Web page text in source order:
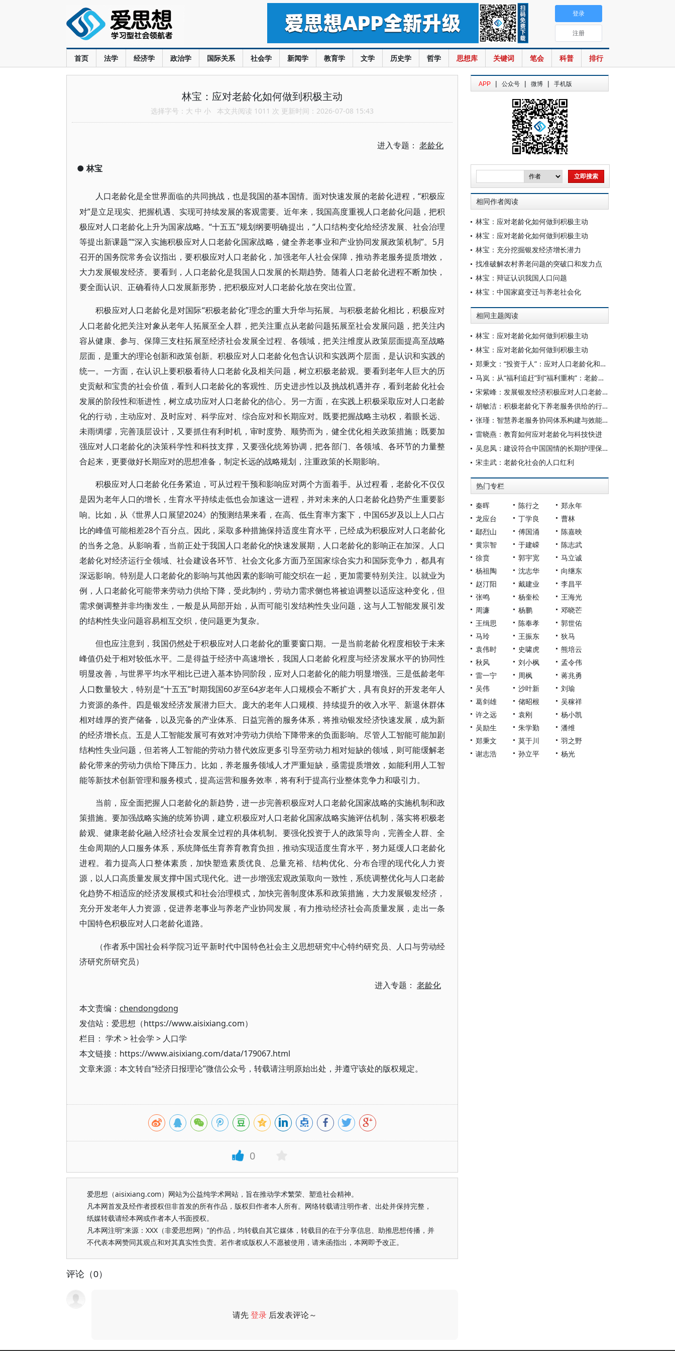
首页 法学 经济学 政治学 国际关系 社会学 新闻学 教育学 文学 历史学 哲学 思想库 关键词 笔会 科普 排行
登录
注册
林宝：应对老龄化如何做到积极主动
选择字号： 大 中 小 本文共阅读 1011 次 更新时间：2026-07-08 15:43
进入专题： 老龄化
●林宝
人口老龄化是全世界面临的共同挑战，也是我国的基本国情。面对快速发展的老龄化进程， “积极应
对”是立足现实、把握机遇、实现可持续发展的客观需要。近年来，我国高度重视人口老龄化问题，把积
极应对人口老龄化上升为国家战略。“十五五”规划纲要明确提出，“人口结构变化给经济发展、社会治理
等提出新课题”“深入实施积极应对人口老龄化国家战略，健全养老事业和产业协同发展政策机制”。5月
召开的国务院常务会议指出，要积极应对人口老龄化，加强老年人社会保障，推动养老服务提质增效，
大力发展银发经济。要看到，人口老龄化是我国人口发展的长期趋势。随着人口老龄化进程不断加快，
要全面认识、正确看待人口发展新形势，把积极应对人口老龄化放在突出位置。
积极应对人口老龄化是对国际“积极老龄化”理念的重大升华与拓展。与积极老龄化相比，积极应对
人口老龄化把关注对象从老年人拓展至全人群，把关注重点从老龄问题拓展至社会发展问题，把关注内
容从健康、参与、保障三支柱拓展至经济社会发展全过程、各领域，把关注维度从政策层面提高至战略
层面，是重大的理论创新和政策创新。积极应对人口老龄化包含认识和实践两个层面，是认识和实践的
统一。一方面，在认识上要积极看待人口老龄化及相关问题，树立积极老龄观。要看到老年人巨大的历
史贡献和宝贵的社会价值，看到人口老龄化的客观性、历史进步性以及挑战机遇并存，看到老龄化社会
发展的阶段性和渐进性，树立成功应对人口老龄化的信心。另一方面，在实践上积极采取应对人口老龄
化的行动，主动应对、及时应对、科学应对、综合应对和长期应对。既要把握战略主动权，着眼长远、
未雨绸缪，完善顶层设计，又要抓住有利时机，审时度势、顺势而为，健全优化相关政策措施；既要加
强应对人口老龄化的决策科学性和科技支撑，又要强化统筹协调，把各部门、各领域、各环节的力量整
合起来，更要做好长期应对的思想准备，制定长远的战略规划，注重政策的长期影响。
积极应对人口老龄化任务紧迫，可从过程干预和影响应对两个方面着手。从过程看，老龄化不仅仅
是因为老年人口的增长，生育水平持续走低也会加速这一进程，并对未来的人口老龄化趋势产生重要影
响。比如，从《世界人口展望2024》的预测结果来看，在高、低生育率方案下，中国65岁及以上人口占
比的峰值可能相差28个百分点。因此，采取多种措施保持适度生育水平，已经成为积极应对人口老龄化
的当务之急。从影响看，当前正处于我国人口老龄化的快速发展期，人口老龄化的影响正在加深。人口
老龄化对经济运行全领域、社会建设各环节、社会文化多方面乃至国家综合实力和国际竞争力，都具有
深远影响。特别是人口老龄化的影响与其他因素的影响可能交织在一起，更加需要特别关注。以就业为
例，人口老龄化可能带来劳动力供给下降，受此制约，劳动力需求侧也将被迫调整以适应这种变化，但
需求侧调整并非均衡发生，一般是从局部开始，从而可能引发结构性失业问题，这与人工智能发展引发
的结构性失业问题容易相互交织，使问题更为复杂。
但也应注意到，我国仍然处于积极应对人口老龄化的重要窗口期。一是当前老龄化程度相较于未来
峰值仍处于相对较低水平。二是得益于经济中高速增长，我国人口老龄化程度与经济发展水平的协同性
明显改善，与世界平均水平相比已进入基本协同阶段，应对人口老龄化的能力明显增强。三是低龄老年
人口数量较大，特别是“十五五”时期我国60岁至64岁老年人口规模会不断扩大，具有良好的开发老年人
力资源的条件。四是银发经济发展潜力巨大。庞大的老年人口规模、持续提升的收入水平、新退休群体
相对雄厚的资产储备，以及完备的产业体系、日益完善的服务体系，将推动银发经济快速发展，成为新
的经济增长点。五是人工智能发展可有效对冲劳动力供给下降带来的负面影响。尽管人工智能可能加剧
结构性失业问题，但若将人工智能的劳动力替代效应更多引导至劳动力相对短缺的领域，则可能缓解老
龄化带来的劳动力供给下降压力。比如，养老服务领域人才严重短缺，亟需提质增效，如能利用人工智
能等新技术创新管理和服务模式，提高运营和服务效率，将有利于提高行业整体竞争力和吸引力。
当前，应全面把握人口老龄化的新趋势，进一步完善积极应对人口老龄化国家战略的实施机制和政
策措施。要加强战略实施的统筹协调，建立积极应对人口老龄化国家战略实施评估机制，落实将积极老
龄观、健康老龄化融入经济社会发展全过程的具体机制。要强化投资于人的政策导向，完善全人群、全
生命周期的人口服务体系，系统降低生育养育教育负担，推动实现适度生育水平，努力延缓人口老龄化
进程。着力提高人口整体素质，加快塑造素质优良、总量充裕、结构优化、分布合理的现代化人力资
源，以人口高质量发展支撑中国式现代化。进一步增强宏观政策取向一致性，系统调整优化与人口老龄
化趋势不相适应的经济发展模式和社会治理模式，加快完善制度体系和政策措施，大力发展银发经济，
充分开发老年人力资源，促进养老事业与养老产业协同发展，有力推动经济社会高质量发展，走出一条
中国特色积极应对人口老龄化道路。
（作者系中国社会科学院习近平新时代中国特色社会主义思想研究中心特约研究员、人口与劳动经
济研究所研究员）
进入专题： 老龄化
本文责编： chendongdong
发信站：爱思想（https://www.aisixiang.com）
栏目： 学术>社会学 > 人口学
本文链接：https://www.aisixiang.com/data/179067.html
文章来源：本文转自“经济日报理论”微信公众号，转载请注明原始出处，并遵守该处的版权规定。
0
爱思想（aisixiang.com）网站为公益纯学术网站，旨在推动学术繁荣、塑造社会精神。
凡本网首发及经作者授权但非首发的所有作品，版权归作者本人所有。网络转载请注明作者、出处并保持完整，
纸媒转载请经本网或作者本人书面授权。
凡本网注明“来源：XXX（非爱思想网）”的作品，均转载自其它媒体，转载目的在于分享信息、助推思想传播，并
不代表本网赞同其观点和对其真实性负责。若作者或版权人不愿被使用，请来函指出，本网即予改正。
评论（0）
请先登录 后发表评论～
APP | 公众号 | 微博 | 手机版
相同作者阅读
林宝：应对老龄化如何做到积极主动
林宝：应对老龄化如何做到积极主动
林宝：充分挖掘银发经济增长潜力
找准破解农村养老问题的突破口和发力点
林宝：辩证认识我国人口问题
林宝：中国家庭变迁与养老社会化
相同主题阅读
林宝：应对老龄化如何做到积极主动
林宝：应对老龄化如何做到积极主动
郑秉文：“投资于人”：应对人口老龄化和少子化的新范式——基于“投资家庭”的分析框架
马岚：从“福利追赶”到“福利重构”：老龄化社会的养老服务供给转型
宋紫峰：发展银发经济积极应对人口老龄化
胡敏洁：积极老龄化下养老服务供给的行政法治应对
张瑾：智慧养老服务协同体系构建与效能升级
雷晓燕：教育如何应对老龄化与科技快进
吴息凤：建设符合中国国情的长期护理保险制度
宋圭武：老龄化社会的人口红利
热门专栏
秦晖 陈行之
郑永年
龙应台
丁学良
曹林
鄢烈山
傅国涌
陈嘉映
黄宗智
于建嵘
陈志武
徐贲
郭宇宽
马立诚
杨祖陶
沈志华
向继东
赵汀阳
戴建业
李昌平
张鸣
杨奎松
王海光
周濂
杨鹏
邓晓芒
王缉思
陈奉孝
郭世佑
马玲
王振东
狄马
袁伟时
史啸虎
熊培云
秋风
刘小枫
孟令伟
雷一宁
周枫
蒋兆勇
吴伟
沙叶新
刘瑜
葛剑雄
储昭根
吴稼祥
许之远
袁刚
杨小凯
吴励生
朱学勤
潘维
郑秉文
莫于川
羽之野
谢志浩
孙立平 杨光